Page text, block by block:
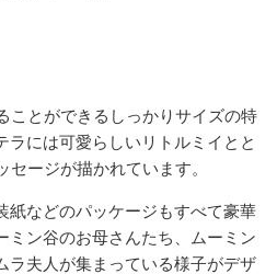
ことができるしっかりサイズの特
ラには可愛らしいリトルミイとと
ージが描かれています。
紙などのパッケージもすべて豪華
ミン谷のお母さんたち、ムーミン
ラ夫人が集まっている様子がデザ